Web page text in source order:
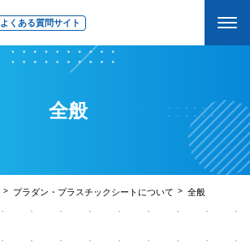
よくある質問サイト
全般
プラダン・プラスチックシートについて 全般